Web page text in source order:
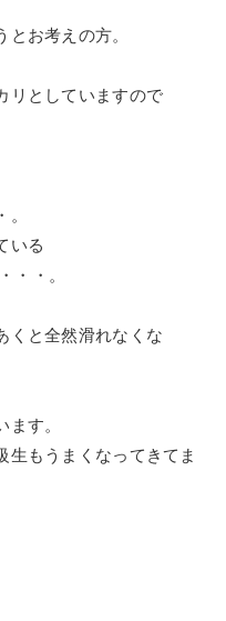
お考えの方。
リとしていますので
いる
・・。
くと全然滑れなくな
す。
もうまくなってきてま